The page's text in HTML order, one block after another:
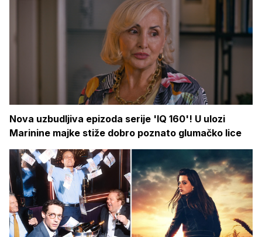
Nova uzbudljiva epizoda serije 'IQ 160'! U ulozi
Marinine majke stiže dobro poznato glumačko lice